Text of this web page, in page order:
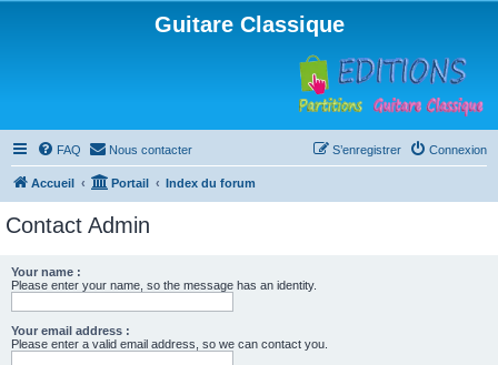
Guitare Classique
FAQ Nous contacter Connexion
S’enregistrer
Accueil Portail Index du forum
Contact Admin
Your name :
Please enter your name, so the message has an identity.
Your email address :
Please enter a valid email address, so we can contact you.